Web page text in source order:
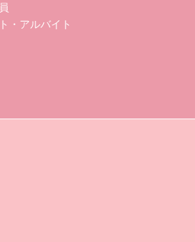
・アルバイト